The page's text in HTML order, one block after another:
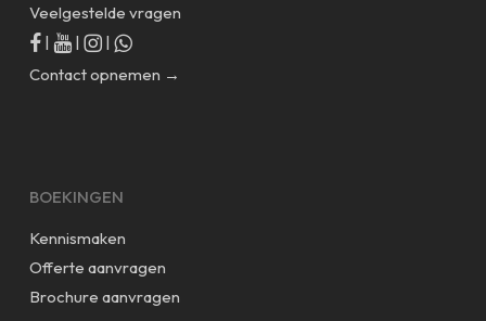
Veelgestelde vragen
|
|
|
Contact opnemen →
BOEKINGEN
Kennismaken
Offerte aanvragen
Brochure aanvragen